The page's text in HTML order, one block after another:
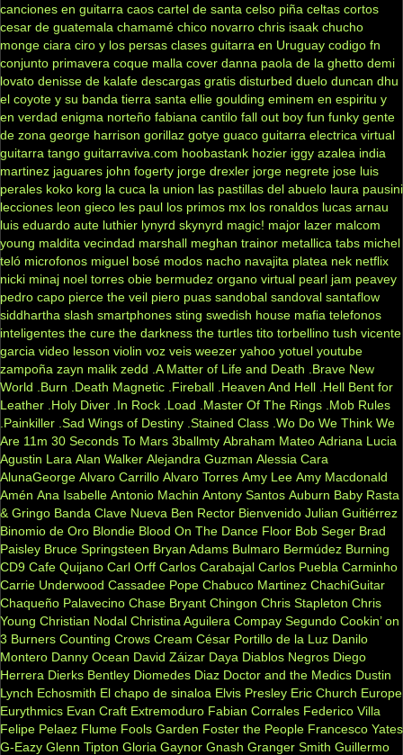
canciones en guitarra caos cartel de santa celso piña celtas cortos
cesar de guatemala chamamé chico novarro chris isaak chucho
monge ciara ciro y los persas clases guitarra en Uruguay codigo fn
conjunto primavera coque malla cover danna paola de la ghetto demi
lovato denisse de kalafe descargas gratis disturbed duelo duncan dhu
el coyote y su banda tierra santa ellie goulding eminem en espiritu y
en verdad enigma norteño fabiana cantilo fall out boy fun funky gente
de zona george harrison gorillaz gotye guaco guitarra electrica virtual
guitarra tango guitarraviva.com hoobastank hozier iggy azalea india
martinez jaguares john fogerty jorge drexler jorge negrete jose luis
perales koko korg la cuca la union las pastillas del abuelo laura pausini
lecciones leon gieco les paul los primos mx los ronaldos lucas arnau
luis eduardo aute luthier lynyrd skynyrd magic! major lazer malcom
young maldita vecindad marshall meghan trainor metallica tabs michel
teló microfonos miguel bosé modos nacho navajita platea nek netflix
nicki minaj noel torres obie bermudez organo virtual pearl jam peavey
pedro capo pierce the veil piero puas sandobal sandoval santaflow
siddhartha slash smartphones sting swedish house mafia telefonos
inteligentes the cure the darkness the turtles tito torbellino tush vicente
garcia video lesson violin voz veis weezer yahoo yotuel youtube
zampoña zayn malik zedd .A Matter of Life and Death
.Brave New
World
.Burn .Death Magnetic .Fireball .Heaven And Hell .Hell Bent for
Leather .Holy Diver .In Rock .Load .Master Of The Rings .Mob Rules
.Painkiller .Sad Wings of Destiny .Stained Class .Wo Do We Think We
Are 11m 30 Seconds To Mars 3ballmty Abraham Mateo Adriana Lucia
Agustin Lara Alan Walker Alejandra Guzman Alessia Cara
AlunaGeorge Alvaro Carrillo Alvaro Torres Amy Lee Amy Macdonald
Amén Ana Isabelle Antonio Machin Antony Santos Auburn Baby Rasta
& Gringo Banda Clave Nueva Ben Rector Bienvenido Julian Guitiérrez
Binomio de Oro Blondie Blood On The Dance Floor Bob Seger Brad
Paisley Bruce Springsteen Bryan Adams Bulmaro Bermúdez Burning
CD9 Cafe Quijano Carl Orff Carlos Carabajal Carlos Puebla Carminho
Carrie Underwood Cassadee Pope Chabuco Martinez ChachiGuitar
Chaqueño Palavecino Chase Bryant Chingon Chris Stapleton Chris
Young Christian Nodal Christina Aguilera Compay Segundo Cookin’ on
3 Burners Counting Crows Cream César Portillo de la Luz Danilo
Montero Danny Ocean David Záizar Daya Diablos Negros Diego
Herrera Dierks Bentley Diomedes Diaz Doctor and the Medics Dustin
Lynch Echosmith El chapo de sinaloa Elvis Presley Eric Church Europe
Eurythmics Evan Craft Extremoduro Fabian Corrales Federico Villa
Felipe Pelaez Flume Fools Garden Foster the People Francesco Yates
G-Eazy Glenn Tipton Gloria Gaynor Gnash Granger Smith Guillermo